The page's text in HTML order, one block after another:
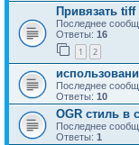
Привязать
Последнее
Ответы: 16
1 2
Последнее
Ответы: 10
OGR стиль в
Последнее
Ответы: 1